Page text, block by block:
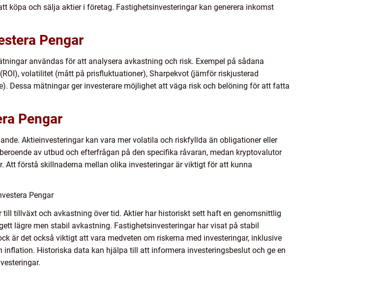
köpa och sälja aktier i företag. Fastighetsinvesteringar kan generera inkomst
Pengar
användas för att analysera avkastning och risk. Exempel på sådana
volatilitet (mått på prisfluktuationer), Sharpekvot (jämför riskjusterad
Dessa mätningar ger investerare möjlighet att väga risk och belöning för att fatta
Pengar
Aktieinvesteringar kan vara mer volatila och riskfyllda än obligationer eller
av utbud och efterfrågan på den specifika råvaran, medan kryptovalutor
Att förstå skillnaderna mellan olika investeringar är viktigt för att kunna
Pengar
tillväxt och avkastning över tid. Aktier har historiskt sett haft en genomsnittlig
lägre men stabil avkastning. Fastighetsinvesteringar har visat på stabil
är det också viktigt att vara medveten om riskerna med investeringar, inklusive
Historiska data kan hjälpa till att informera investeringsbeslut och ge en